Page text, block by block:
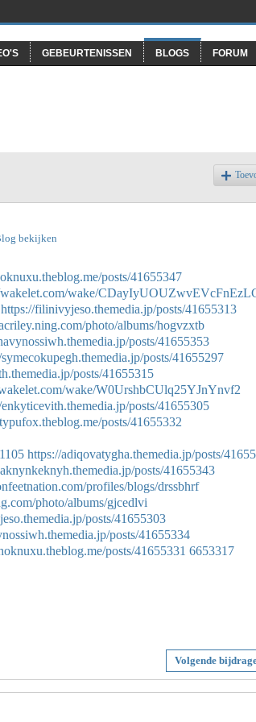
GEBEURTENISSEN BLOGS FORUM
bekijken
posts/41655347
wake/
https://filinivyjeso.themedia.jp/posts/41655313
photo/albums/hogvzxtb
posts/41655353
posts/41655297
posts/41655315
wake/W0UrshbCUlq25YJnYnvf2
posts/41655305
posts/41655332
https://adiqovatygha.themedia.jp/posts/
posts/41655343
profiles/blogs/drssbhrf
photo/albums/gjcedlvi
posts/41655303
posts/41655334
posts/41655331 6653317
Volgende